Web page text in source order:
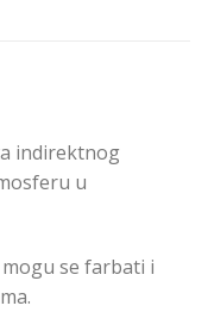
indirektnog
u
se farbati i